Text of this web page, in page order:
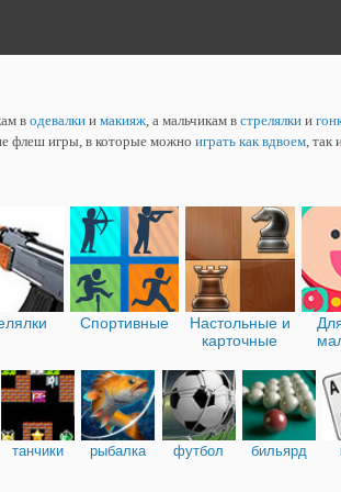
в одевалки и макияж, а мальчикам в стрелялки и
флеш игры, в которые можно играть как вдвоем, так
Спортивные
Настольные и
карточные
танчики рыбалка футбол бильярд